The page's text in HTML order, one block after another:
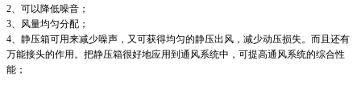
2、可以降低噪音；
3、风量均匀分配；
4、静压箱可用来减少噪声，又可获得均匀的静压出风，减少动压损失。而且还有
万能接头的作用。把静压箱很好地应用到通风系统中，可提高通风系统的综合性
能；